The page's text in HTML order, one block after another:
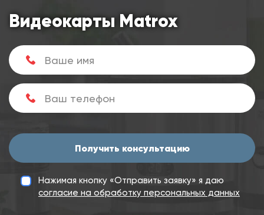
Видеокарты Matrox
Получить консультацию
Нажимая кнопку «Отправить заявку» я даю
согласие на обработку персональных данных